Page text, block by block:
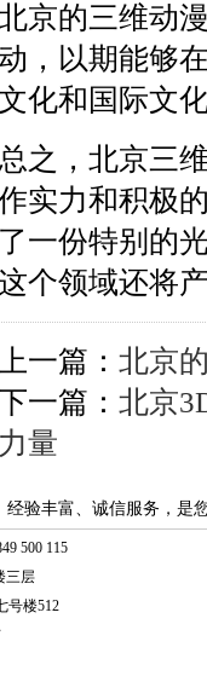
京的三维动
，以期能够
化和国际文
总之，北京三
实力和积极
了一份特别的
个领域还将
上一篇： 北京
一篇： 北京
力量
验丰富、诚信服务，是
500 115
三层
号楼512